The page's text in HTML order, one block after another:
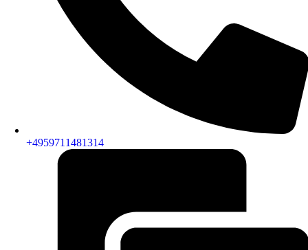
+4959711481314